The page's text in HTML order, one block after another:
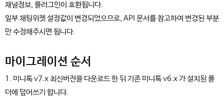
채널정보, 플러그인이 호환됩니다.
일부 채팅위젯 설정값이 변경되었으므로, API 문서를 참고하여 변경된 부분
만 수정해주시면 됩니다.
마이그레이션 순서
1. 미니톡 v7.x 최신버전을 다운로드 한 뒤 기존 미니톡 v6.x 가 설치된 폴
더에 덮어쓰기 합니다.